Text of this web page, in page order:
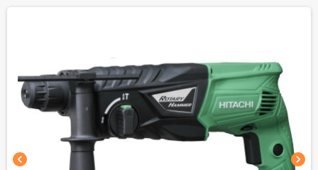
chevron_left chevron_right